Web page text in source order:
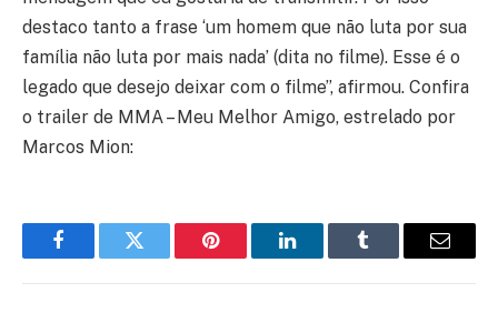
destaco tanto a frase ‘um homem que não luta por sua
família não luta por mais nada’ (dita no filme). Esse é o
legado que desejo deixar com o filme”, afirmou. Confira
o trailer de MMA – Meu Melhor Amigo, estrelado por
Marcos Mion:
FacebookTwitter Pinterest LinkedInTumblr Email